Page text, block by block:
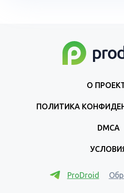
О
ПОЛИТИКА
DMCA
ProDroid